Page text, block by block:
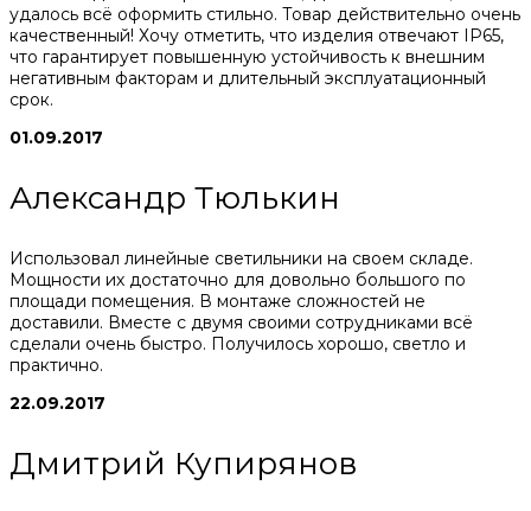
удалось всё оформить стильно. Товар действительно очень
качественный! Хочу отметить, что изделия отвечают IP65,
что гарантирует повышенную устойчивость к внешним
негативным факторам и длительный эксплуатационный
срок.
01.09.2017
Александр Тюлькин
Использовал линейные светильники на своем складе.
Мощности их достаточно для довольно большого по
площади помещения. В монтаже сложностей не
доставили. Вместе с двумя своими сотрудниками всё
сделали очень быстро. Получилось хорошо, светло и
практично.
22.09.2017
Дмитрий Купирянов